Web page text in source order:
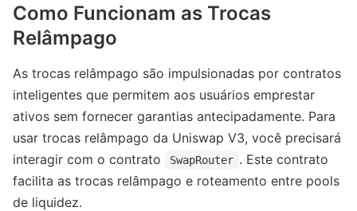
Como Funcionam as Trocas
Relâmpago
As trocas relâmpago são impulsionadas por contratos
inteligentes que permitem aos usuários emprestar
ativos sem fornecer garantias antecipadamente. Para
usar trocas relâmpago da Uniswap V3, você precisará
interagir com o contrato
SwapRouter . Este contrato
facilita as trocas relâmpago e roteamento entre pools
de liquidez.